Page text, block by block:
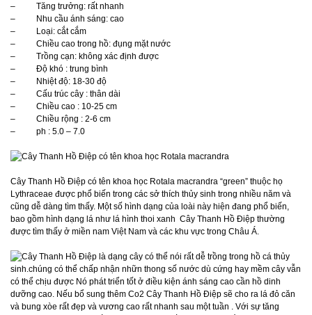
– Tăng trưởng: rất nhanh
– Nhu cầu ánh sáng: cao
– Loại: cắt cắm
– Chiều cao trong hồ: đụng mặt nước
– Trồng cạn: không xác định được
– Độ khó : trung bình
– Nhiệt độ: 18-30 độ
– Cấu trúc cây : thân dài
– Chiều cao : 10-25 cm
– Chiều rộng : 2-6 cm
– ph : 5.0 – 7.0
Cây Thanh Hồ Điệp có tên khoa học Rotala macrandra “green” thuộc họ
Lythraceae được phổ biến trong các sở thích thủy sinh trong nhiều năm và
cũng dễ dàng tìm thấy. Một số hình dạng của loài này hiện đang phổ biến,
bao gồm hình dạng lá như lá hình thoi xanh Cây Thanh Hồ Điệp thường
được tìm thấy ở miền nam Việt Nam và các khu vực trong Châu Á.